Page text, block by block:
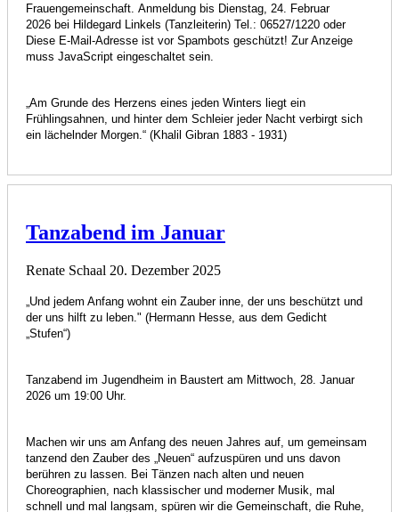
Frauengemeinschaft. Anmeldung bis Dienstag, 24. Februar
2026 bei Hildegard Linkels (Tanzleiterin) Tel.: 06527/1220 oder
Diese E-Mail-Adresse ist vor Spambots geschützt! Zur Anzeige
muss JavaScript eingeschaltet sein.
„Am Grunde des Herzens eines jeden Winters liegt ein
Frühlingsahnen, und hinter dem Schleier jeder Nacht verbirgt sich
ein lächelnder Morgen.“ (Khalil Gibran 1883 - 1931)
Tanzabend im Januar
Renate Schaal 20. Dezember 2025
„Und jedem Anfang wohnt ein Zauber inne, der uns beschützt und
der uns hilft zu leben." (Hermann Hesse, aus dem Gedicht
„Stufen“)
Tanzabend im Jugendheim in Baustert am Mittwoch, 28. Januar
2026 um 19:00 Uhr.
Machen wir uns am Anfang des neuen Jahres auf, um gemeinsam
tanzend den Zauber des „Neuen“ aufzuspüren und uns davon
berühren zu lassen. Bei Tänzen nach alten und neuen
Choreographien, nach klassischer und moderner Musik, mal
schnell und mal langsam, spüren wir die Gemeinschaft, die Ruhe,